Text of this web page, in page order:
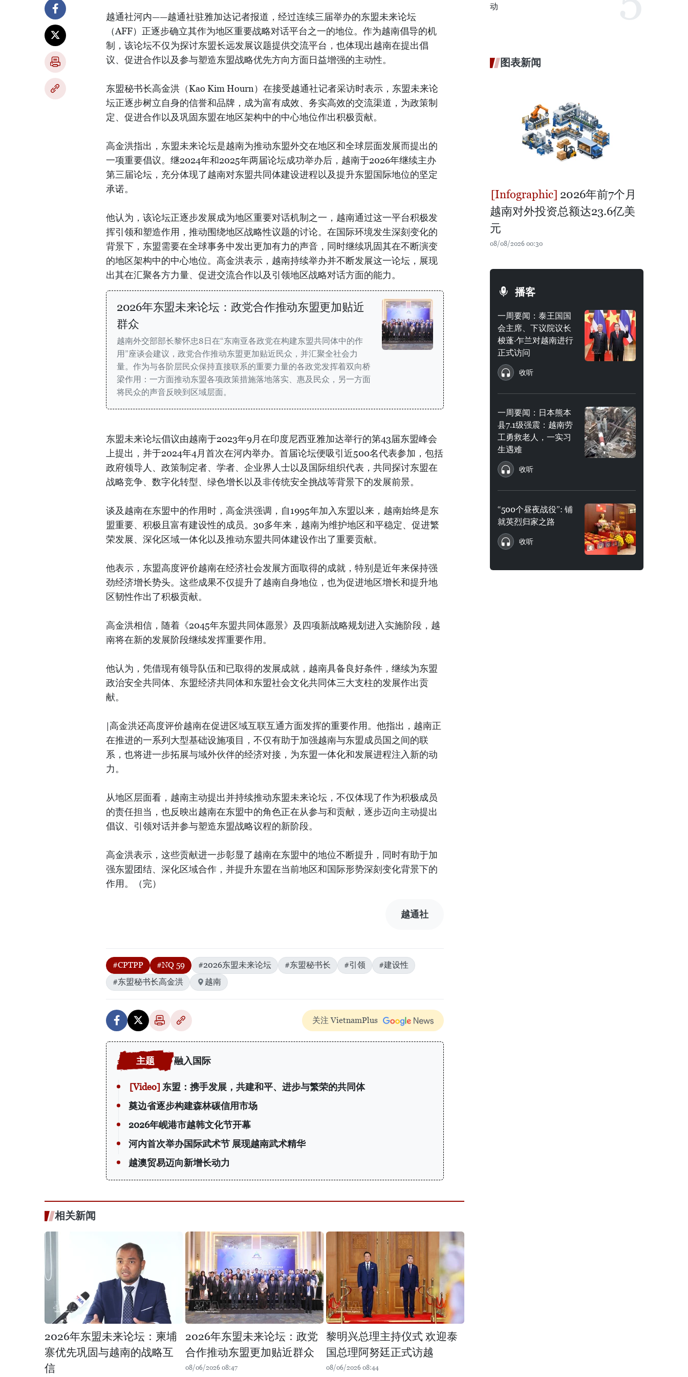
越通社河内——越通社驻雅加达记者报道，经过连续三届举办的东盟未来论坛
（AFF）正逐步确立其作为地区重要战略对话平台之一的地位。作为越南倡导的机
制，该论坛不仅为探讨东盟长远发展议题提供交流平台，也体现出越南在提出倡
议、促进合作以及参与塑造东盟战略优先方向方面日益增强的主动性。
东盟秘书长高金洪（Kao Kim Hourn）在接受越通社记者采访时表示，东盟未来论
坛正逐步树立自身的信誉和品牌，成为富有成效、务实高效的交流渠道，为政策制
定、促进合作以及巩固东盟在地区架构中的中心地位作出积极贡献。
高金洪指出，东盟未来论坛是越南为推动东盟外交在地区和全球层面发展而提出的
一项重要倡议。继2024年和2025年两届论坛成功举办后，越南于2026年继续主办
第三届论坛，充分体现了越南对东盟共同体建设进程以及提升东盟国际地位的坚定
承诺。
他认为，该论坛正逐步发展成为地区重要对话机制之一，越南通过这一平台积极发
挥引领和塑造作用，推动围绕地区战略性议题的讨论。在国际环境发生深刻变化的
背景下，东盟需要在全球事务中发出更加有力的声音，同时继续巩固其在不断演变
的地区架构中的中心地位。高金洪表示，越南持续举办并不断发展这一论坛，展现
出其在汇聚各方力量、促进交流合作以及引领地区战略对话方面的能力。
2026年东盟未来论坛：政党合作推动东盟更加贴近
群众
越南外交部部长黎怀忠8日在“东南亚各政党在构建东盟共同体中的作
用”座谈会建议，政党合作推动东盟更加贴近民众，并汇聚全社会力
量。作为与各阶层民众保持直接联系的重要力量的各政党发挥着双向桥
梁作用：一方面推动东盟各项政策措施落地落实、惠及民众，另一方面
将民众的声音反映到区域层面。
东盟未来论坛倡议由越南于2023年9月在印度尼西亚雅加达举行的第43届东盟峰会
上提出，并于2024年4月首次在河内举办。首届论坛便吸引近500名代表参加，包括
政府领导人、政策制定者、学者、企业界人士以及国际组织代表，共同探讨东盟在
战略竞争、数字化转型、绿色增长以及非传统安全挑战等背景下的发展前景。
谈及越南在东盟中的作用时，高金洪强调，自1995年加入东盟以来，越南始终是东
盟重要、积极且富有建设性的成员。30多年来，越南为维护地区和平稳定、促进繁
荣发展、深化区域一体化以及推动东盟共同体建设作出了重要贡献。
他表示，东盟高度评价越南在经济社会发展方面取得的成就，特别是近年来保持强
劲经济增长势头。这些成果不仅提升了越南自身地位，也为促进地区增长和提升地
区韧性作出了积极贡献。
高金洪相信，随着《2045年东盟共同体愿景》及四项新战略规划进入实施阶段，越
南将在新的发展阶段继续发挥重要作用。
他认为，凭借现有领导队伍和已取得的发展成就，越南具备良好条件，继续为东盟
政治安全共同体、东盟经济共同体和东盟社会文化共同体三大支柱的发展作出贡
献。
|高金洪还高度评价越南在促进区域互联互通方面发挥的重要作用。他指出，越南正
在推进的一系列大型基础设施项目，不仅有助于加强越南与东盟成员国之间的联
系，也将进一步拓展与域外伙伴的经济对接，为东盟一体化和发展进程注入新的动
力。
从地区层面看，越南主动提出并持续推动东盟未来论坛，不仅体现了作为积极成员
的责任担当，也反映出越南在东盟中的角色正在从参与和贡献，逐步迈向主动提出
倡议、引领对话并参与塑造东盟战略议程的新阶段。
高金洪表示，这些贡献进一步彰显了越南在东盟中的地位不断提升，同时有助于加
强东盟团结、深化区域合作，并提升东盟在当前地区和国际形势深刻变化背景下的
作用。（完）
越通社
#CPTPP #NQ 59 #2026东盟未来论坛 #东盟秘书长 #引领
#建设性
#东盟秘书长高金洪
越南
关注 VietnamPlus
融入国际
东盟：携手发展，共建和平、进步与繁荣的共同体
奠边省逐步构建森林碳信用市场
2026年岘港市越韩文化节开幕
河内首次举办国际武术节 展现越南武术精华
越澳贸易迈向新增长动力
相关新闻
2026年东盟未来论坛：柬埔
寨优先巩固与越南的战略互
信
2026年东盟未来论坛：政党
合作推动东盟更加贴近群众
08/06/2026 08:47
黎明兴总理主持仪式 欢迎泰
国总理阿努廷正式访越
08/06/2026 08:44
动
图表新闻
2026年前7个月
越南对外投资总额达23.6亿美
元
08/08/2026 00:30
播客
一周要闻：泰王国国
会主席、下议院议长
梭蓬·乍兰对越南进行
正式访问
收听
一周要闻：日本熊本
县7.1级强震：越南劳
工勇救老人，一实习
生遇难
收听
“500个昼夜战役”: 铺
就英烈归家之路
收听